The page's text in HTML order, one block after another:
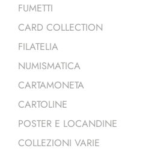
FUMETTI
CARD COLLECTION
FILATELIA
NUMISMATICA
CARTAMONETA
CARTOLINE
POSTER E LOCANDINE
COLLEZIONI VARIE